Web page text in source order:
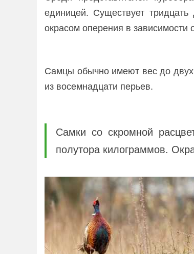
единицей. Существует
окрасом оперения в зависимости
Самцы обычно имеют вес до
из восемнадцати перьев.
Самки со скромной
полутора килограммов.